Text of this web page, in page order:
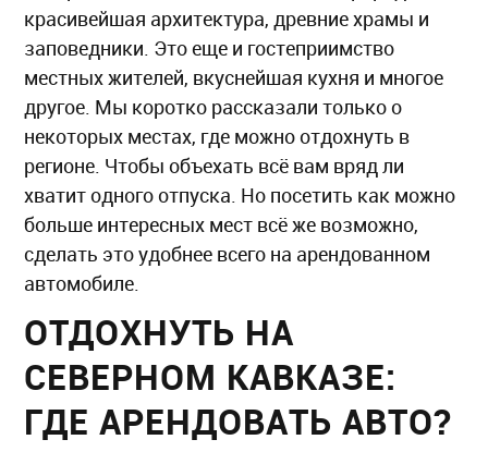
красивейшая архитектура, древние храмы и
заповедники. Это еще и гостеприимство
местных жителей, вкуснейшая кухня и многое
другое. Мы коротко рассказали только о
некоторых местах, где можно отдохнуть в
регионе. Чтобы объехать всё вам вряд ли
хватит одного отпуска. Но посетить как можно
больше интересных мест всё же возможно,
сделать это удобнее всего на арендованном
автомобиле.
ОТДОХНУТЬ НА
СЕВЕРНОМ КАВКАЗЕ:
ГДЕ АРЕНДОВАТЬ АВТО?